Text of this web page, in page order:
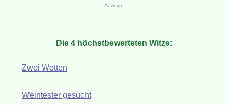
Anzeige
Die 4 höchstbewerteten Witze:
Zwei Wetten
Weintester gesucht